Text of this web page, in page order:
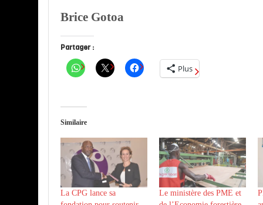
Brice Gotoa
Partager :
Plus
Similaire
La CPG lance sa
Le ministère des PME et